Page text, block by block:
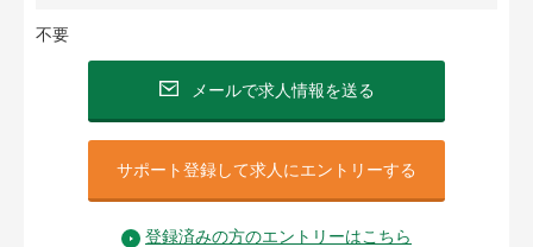
不要
メールで求人情報を送る
サポート登録して求人にエントリーする
登録済みの方のエントリーはこちら